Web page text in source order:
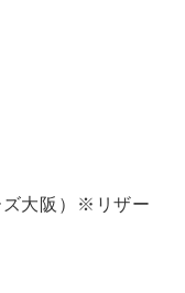
ズ大阪）※リザー